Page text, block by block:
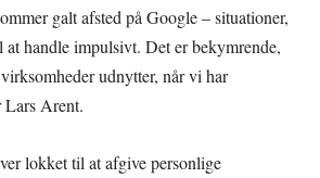
galt afsted på Google – situationer,
handle impulsivt. Det er bekymrende,
udnytter, når vi har
Lars Arent.
lokket til at afgive personlige